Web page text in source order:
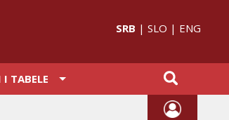
SRB | SLO | ENG
I TABELE